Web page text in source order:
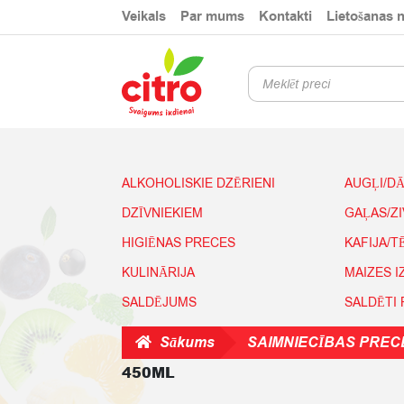
to
to
Veikals Par mums Kontakti Lietošanas
Products
search
ALKOHOLISKIE DZĒRIENI
AUGĻI/
DZĪVNIEKIEM
GAĻAS/
HIGIĒNAS PRECES
KAFIJA/
KULINĀRIJA
MAIZES
SALDĒJUMS
SALDĒTI
Sākums
SAIMNIECĪBAS
450ML